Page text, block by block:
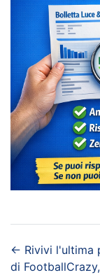
← Rivivi l'ultima
di